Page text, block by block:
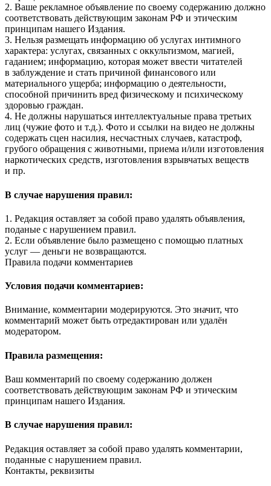
2. Ваше рекламное объявление по своему содержанию должно
соответствовать действующим законам РФ и этическим
принципам нашего Издания.
3. Нельзя размещать информацию об услугах интимного
характера: услугах, связанных с оккультизмом, магией,
гаданием; информацию, которая может ввести читателей
в заблуждение и стать причиной финансового или
материального ущерба; информацию о деятельности,
способной причинить вред физическому и психическому
здоровью граждан.
4. Не должны нарушаться интеллектуальные права третьих
лиц (чужие фото и т.д.). Фото и ссылки на видео не должны
содержать сцен насилия, несчастных случаев, катастроф,
грубого обращения с животными, приема и/или изготовления
наркотических средств, изготовления взрывчатых веществ
и пр.
В случае нарушения правил:
1. Редакция оставляет за собой право удалять объявления,
поданые с нарушением правил.
2. Если объявление было размещено с помощью платных
услуг — деньги не возвращаются.
Правила подачи комментариев
Условия подачи комментариев:
Внимание, комментарии модерируются. Это значит, что
комментарий может быть отредактирован или удалён
модератором.
Правила размещения:
Ваш комментарий по своему содержанию должен
соответствовать действующим законам РФ и этическим
принципам нашего Издания.
В случае нарушения правил:
Редакция оставляет за собой право удалять комментарии,
поданные с нарушением правил.
Контакты, реквизиты